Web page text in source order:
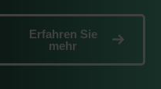
Erfahren Sie
mehr